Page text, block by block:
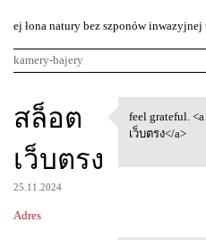
ej łona natury bez szponów
kamery-bajery
K
o
m
e
n
สล็อต
เว็บตรง
25.11.2024
Adres
feel grateful.
feel grateful.
เว็บตรง</a>